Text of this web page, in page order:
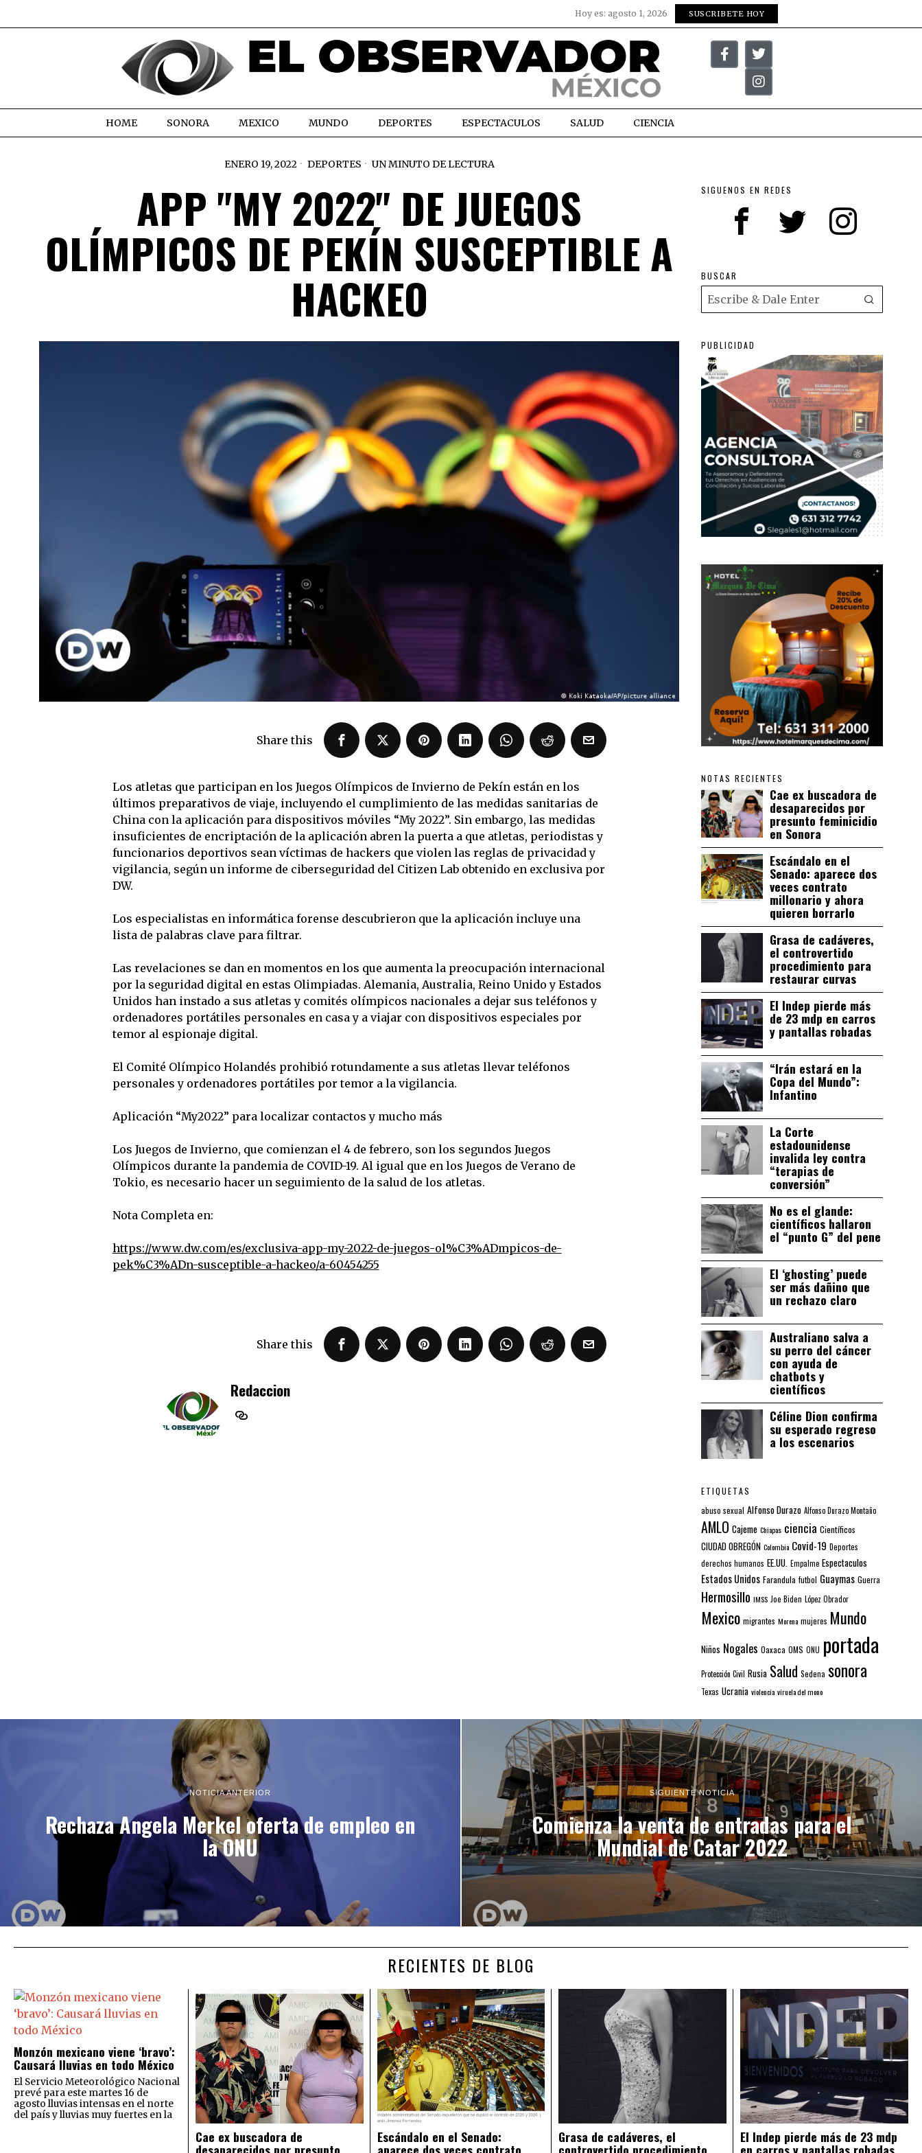
Hoy es: agosto 1, 2026 SUSCRIBETE HOY
HOME SONORA MEXICO MUNDO DEPORTES ESPECTACULOS SALUD CIENCIA
ENERO 19, 2022 DEPORTES UN MINUTO DE LECTURA
APP "MY 2022" DE JUEGOS
OLÍMPICOS DE PEKÍN SUSCEPTIBLE A
HACKEO
Share this
Los atletas que participan en los Juegos Olímpicos de Invierno de Pekín están en los
últimos preparativos de viaje, incluyendo el cumplimiento de las medidas sanitarias de
China con la aplicación para dispositivos móviles “My 2022”. Sin embargo, las medidas
insuficientes de encriptación de la aplicación abren la puerta a que atletas, periodistas y
funcionarios deportivos sean víctimas de hackers que violen las reglas de privacidad y
vigilancia, según un informe de ciberseguridad del Citizen Lab obtenido en exclusiva por
DW.
Los especialistas en informática forense descubrieron que la aplicación incluye una
lista de palabras clave para filtrar.
Las revelaciones se dan en momentos en los que aumenta la preocupación internacional
por la seguridad digital en estas Olimpiadas. Alemania, Australia, Reino Unido y Estados
Unidos han instado a sus atletas y comités olímpicos nacionales a dejar sus teléfonos y
ordenadores portátiles personales en casa y a viajar con dispositivos especiales por
temor al espionaje digital.
El Comité Olímpico Holandés prohibió rotundamente a sus atletas llevar teléfonos
personales y ordenadores portátiles por temor a la vigilancia.
Aplicación “My2022” para localizar contactos y mucho más
Los Juegos de Invierno, que comienzan el 4 de febrero, son los segundos Juegos
Olímpicos durante la pandemia de COVID-19. Al igual que en los Juegos de Verano de
Tokio, es necesario hacer un seguimiento de la salud de los atletas.
Nota Completa en:
https://www.dw.com/es/exclusiva-app-my-2022-de-juegos-ol%C3%ADmpicos-de-
pek%C3%ADn-susceptible-a-hackeo/a-60454255
Share this
Redaccion
SIGUENOS EN REDES
BUSCAR
PUBLICIDAD
NOTAS RECIENTES
Cae ex buscadora de
desaparecidos por
presunto feminicidio
en Sonora
Escándalo en el
Senado: aparece dos
veces contrato
millonario y ahora
quieren borrarlo
Grasa de cadáveres,
el controvertido
procedimiento para
restaurar curvas
El Indep pierde más
de 23 mdp en carros
y pantallas robadas
“Irán estará en la
Copa del Mundo”:
Infantino
La Corte
estadounidense
invalida ley contra
“terapias de
conversión”
No es el glande:
científicos hallaron
el “punto G” del pene
El ‘ghosting’ puede
ser más dañino que
un rechazo claro
Australiano salva a
su perro del cáncer
con ayuda de
chatbots y
científicos
Céline Dion confirma
su esperado regreso
a los escenarios
ETIQUETAS
abuso sexual Alfonso Durazo Alfonso Durazo Montaño
AMLO Cajeme Chiapas ciencia Científicos
CIUDAD OBREGÓN Colombia Covid-19 Deportes
derechos humanos EE.UU. Empalme Espectaculos
Estados Unidos Farandula futbol Guaymas Guerra
Hermosillo IMSS Joe Biden López Obrador
Mexico migrantes Morena mujeres Mundo
Niños Nogales Oaxaca OMS ONU portada
Protección Civil Rusia Salud Sedena sonora
Texas Ucrania violencia viruela del mono
NOTICIA ANTERIOR
Rechaza Angela Merkel oferta de empleo en
la ONU
SIGUIENTE NOTICIA
Comienza la venta de entradas para el
Mundial de Catar 2022
RECIENTES DE BLOG
Monzón mexicano viene ‘bravo’:
Causará lluvias en todo México
El Servicio Meteorológico Nacional
prevé para este martes 16 de
agosto lluvias intensas en el norte
del país y lluvias muy fuertes en la
Cae ex buscadora de
desaparecidos por presunto
Escándalo en el Senado:
aparece dos veces contrato
Grasa de cadáveres, el
controvertido procedimiento
El Indep pierde más de 23 mdp
en carros y pantallas robadas